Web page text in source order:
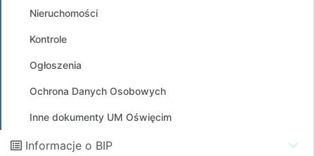
Nieruchomości
Kontrole
Ogłoszenia
Ochrona Danych Osobowych
Inne dokumenty UM Oświęcim
Informacje o BIP